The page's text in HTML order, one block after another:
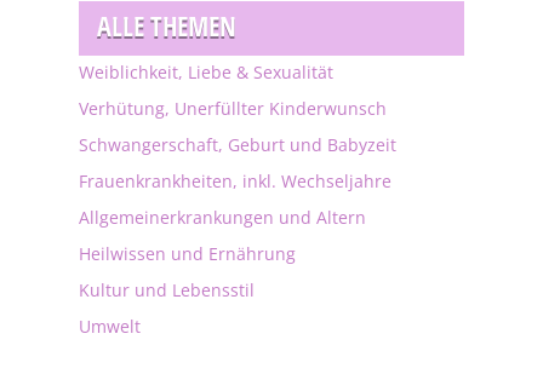
ALLE THEMEN
Weiblichkeit, Liebe & Sexualität
Verhütung, Unerfüllter Kinderwunsch
Schwangerschaft, Geburt und Babyzeit
Frauenkrankheiten, inkl. Wechseljahre
Allgemeinerkrankungen und Altern
Heilwissen und Ernährung
Kultur und Lebensstil
Umwelt